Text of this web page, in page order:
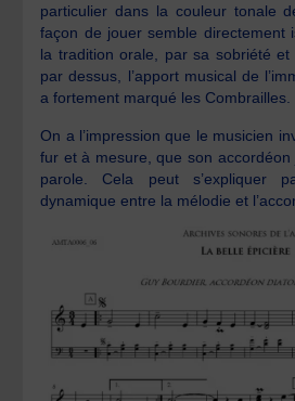
particulier dans la couleur tonale
façon de jouer semble directement
la tradition orale, par sa sobriété et
par dessus, l’apport musical de
a fortement marqué les Combrailles.
On a l’impression que le musicien
fur et à mesure, que son
parole. Cela peut s’expliquer
dynamique entre la mélodie et